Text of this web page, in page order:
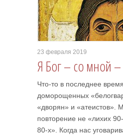
23 февраля 2019
Я Бог – со мной –
Что-то в последнее
доморощенных
«дворян» и «атеистов».
повторение не «лихих
80-х». Когда нас